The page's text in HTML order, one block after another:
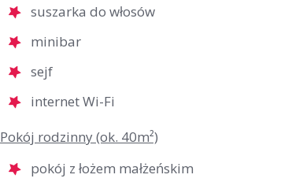
suszarka do włosów
minibar
sejf
internet Wi-Fi
Pokój rodzinny (ok. 40m²)
pokój z łożem małżeńskim